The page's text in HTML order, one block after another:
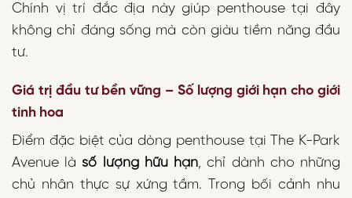
Chính vị trí đắc địa này giúp penthouse tại đây
không chỉ đáng sống mà còn giàu tiềm năng đầu
tư.
Giá trị đầu tư bền vững – Số lượng giới hạn cho giới
tinh hoa
Điểm đặc biệt của dòng penthouse tại The K-Park
Avenue làsố lượng hữu hạn, chỉ dành cho những
chủ nhân thực sự xứng tầm. Trong bối cảnh nhu